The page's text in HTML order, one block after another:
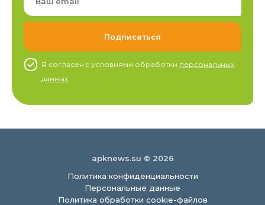
Я согласен c условиями обработки персональных
данных
apknews.su © 2026
Политика конфиденциальности
Персональные данные
Политика обработки cookie-файлов